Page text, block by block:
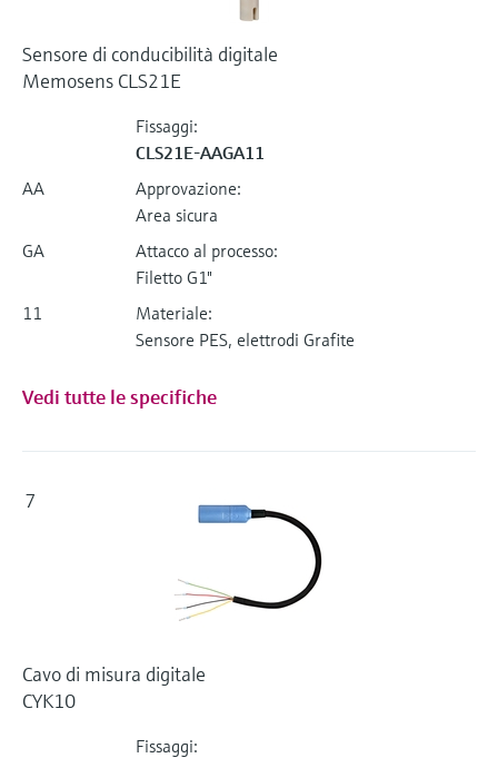
Sensore di conducibilità digitale
Memosens CLS21E
Fissaggi:
CLS21E-AAGA11
Approvazione:
AA
Area sicura
Attacco al processo:
GA
Filetto G1"
Materiale:
11
Sensore PES, elettrodi Grafite
Vedi tutte le specifiche
7
Cavo di misura digitale
CYK10
Fissaggi: